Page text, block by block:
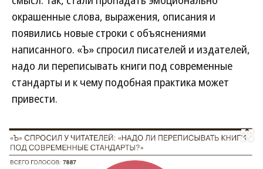
окрашенные слова, выражения, описания и
появились новые строки с объяснениями
написанного. «Ъ» спросил писателей и издателей,
надо ли переписывать книги под современные
стандарты и к чему подобная практика может
привести.